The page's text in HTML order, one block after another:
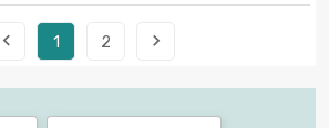
 1 2 